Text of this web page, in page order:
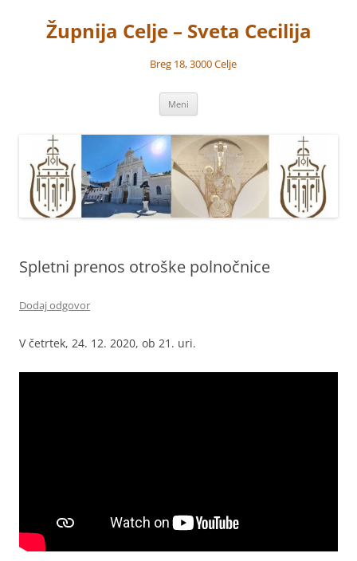
vsebinoŽupnija Celje – Sveta Cecilija
Breg 18, 3000 Celje
Meni
Spletni prenos otroške polnočnice
Dodaj odgovor
V četrtek, 24. 12. 2020, ob 21. uri.